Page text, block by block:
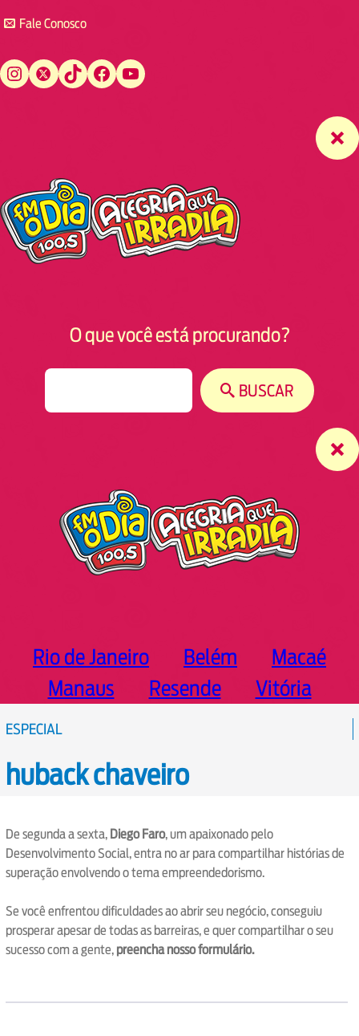
Fale Conosco
Instagram Twitter TikTok Facebook YouTube
O que você está procurando?
BUSCAR
Rio de Janeiro Belém
Macaé
Manaus
Resende Vitória
ESPECIAL
huback chaveiro
De segunda a sexta, Diego Faro, um apaixonado pelo
Desenvolvimento Social, entra no ar para compartilhar histórias de
superação envolvendo o tema empreendedorismo.
Se você enfrentou dificuldades ao abrir seu negócio, conseguiu
prosperar apesar de todas as barreiras, e quer compartilhar o seu
sucesso com a gente, preencha nosso formulário.